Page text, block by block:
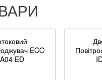
ECO
ED